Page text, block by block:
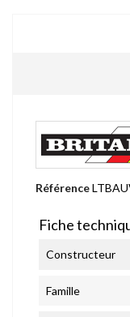
Référence
Fiche
Constructeur
Famille